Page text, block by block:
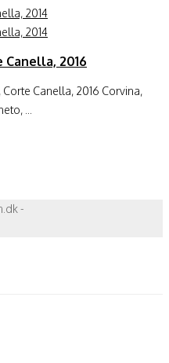
2016
Canella, 2016 Corvina,
...
-